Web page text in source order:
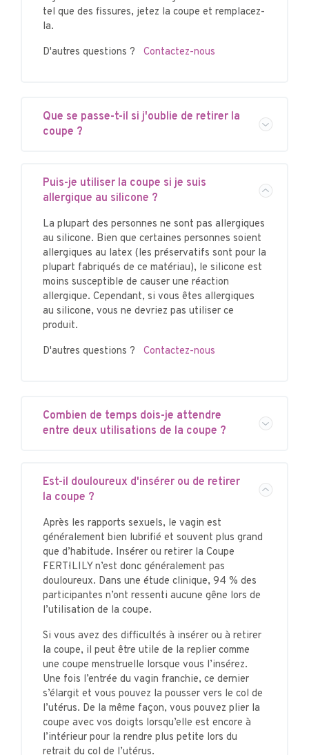
tel que des fissures, jetez la coupe et remplacez-
la.
D'autres questions ? Contactez-nous
Que se passe-t-il si j'oublie de retirer la
coupe ?
Puis-je utiliser la coupe si je suis
allergique au silicone ?
La plupart des personnes ne sont pas allergiques
au silicone. Bien que certaines personnes soient
allergiques au latex (les préservatifs sont pour la
plupart fabriqués de ce matériau), le silicone est
moins susceptible de causer une réaction
allergique. Cependant, si vous êtes allergiques
au silicone, vous ne devriez pas utiliser ce
produit.
D'autres questions ? Contactez-nous
Combien de temps dois-je attendre
entre deux utilisations de la coupe ?
Est-il douloureux d'insérer ou de retirer
la coupe ?
Après les rapports sexuels, le vagin est
généralement bien lubrifié et souvent plus grand
que d’habitude. Insérer ou retirer la Coupe
FERTI·LILY n’est donc généralement pas
douloureux. Dans une étude clinique, 94 % des
participantes n’ont ressenti aucune gêne lors de
l’utilisation de la coupe.
Si vous avez des difficultés à insérer ou à retirer
la coupe, il peut être utile de la replier comme
une coupe menstruelle lorsque vous l’insérez.
Une fois l’entrée du vagin franchie, ce dernier
s’élargit et vous pouvez la pousser vers le col de
l’utérus. De la même façon, vous pouvez plier la
coupe avec vos doigts lorsqu’elle est encore à
l’intérieur pour la rendre plus petite lors du
retrait du col de l’utérus.